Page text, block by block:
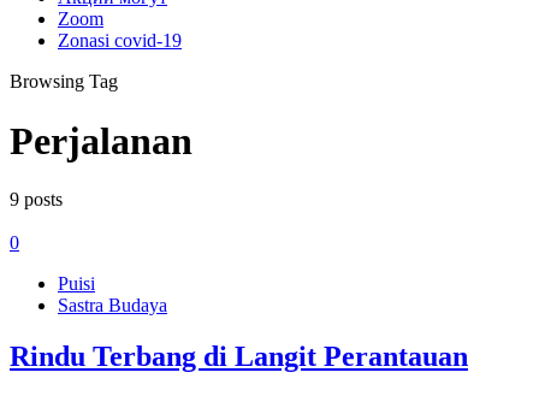
Zoom
Zonasi covid-19
Browsing Tag
Perjalanan
9 posts
0
Puisi
Sastra Budaya
Rindu Terbang di Langit Perantauan